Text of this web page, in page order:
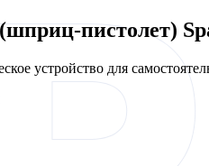
пистолет)
устройство для